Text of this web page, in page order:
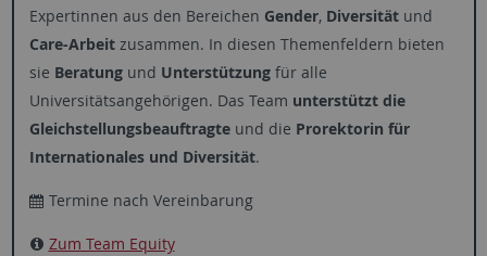
Expertinnen aus den Bereichen Gender, Diversität und
Care-Arbeitzusammen. In diesen Themenfeldern bieten
sie Beratung und Unterstützung für alle
Universitätsangehörigen. Das Team unterstützt die
Gleichstellungsbeauftragteund die Prorektorin für
Internationales und Diversität.
Termine nach Vereinbarung
Zum Team Equity